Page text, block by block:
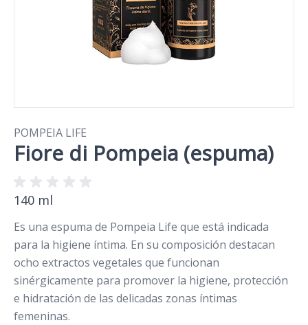
POMPEIA LIFE
Fiore di Pompeia (espuma)
140 ml
Es una espuma de Pompeia Life que está indicada
para la higiene íntima. En su composición destacan
ocho extractos vegetales que funcionan
sinérgicamente para promover la higiene, protección
e hidratación de las delicadas zonas íntimas
femeninas.